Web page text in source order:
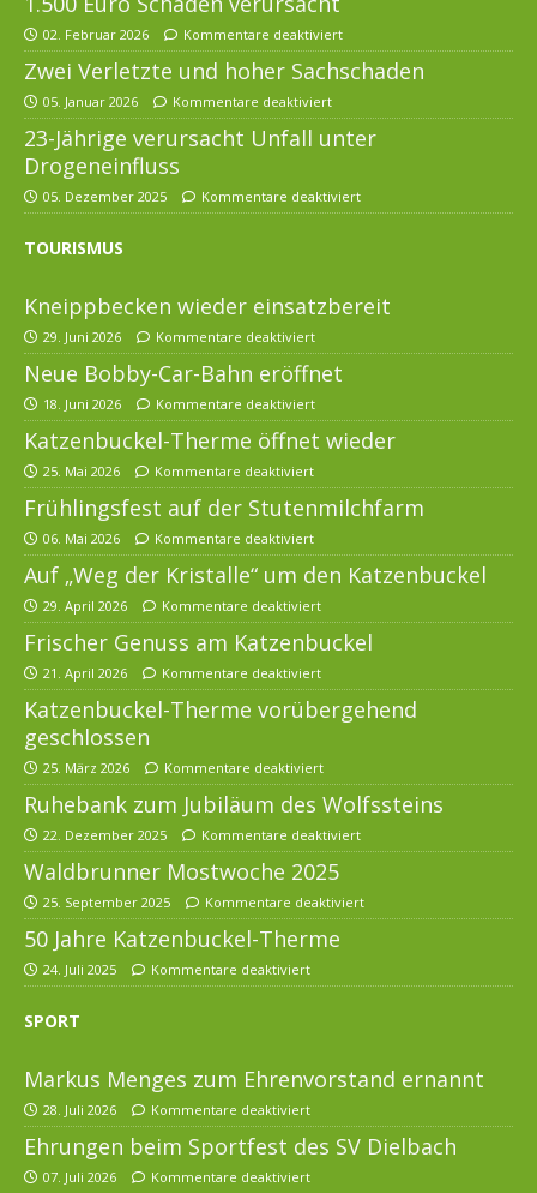
02. Februar 2026 Kommentare deaktiviert
Zwei Verletzte und hoher Sachschaden
05. Januar 2026 Kommentare deaktiviert
23-Jährige verursacht Unfall unter
Drogeneinfluss
05. Dezember 2025 Kommentare deaktiviert
TOURISMUS
Kneippbecken wieder einsatzbereit
29. Juni 2026 Kommentare deaktiviert
Neue Bobby-Car-Bahn eröffnet
18. Juni 2026 Kommentare deaktiviert
Katzenbuckel-Therme öffnet wieder
25. Mai 2026 Kommentare deaktiviert
Frühlingsfest auf der Stutenmilchfarm
06. Mai 2026 Kommentare deaktiviert
Auf „Weg der Kristalle“ um den Katzenbuckel
29. April 2026 Kommentare deaktiviert
Frischer Genuss am Katzenbuckel
21. April 2026 Kommentare deaktiviert
Katzenbuckel-Therme vorübergehend
geschlossen
25. März 2026 Kommentare deaktiviert
Ruhebank zum Jubiläum des Wolfssteins
22. Dezember 2025 Kommentare deaktiviert
Waldbrunner Mostwoche 2025
25. September 2025 Kommentare deaktiviert
50 Jahre Katzenbuckel-Therme
24. Juli 2025 Kommentare deaktiviert
SPORT
Markus Menges zum Ehrenvorstand ernannt
28. Juli 2026 Kommentare deaktiviert
Ehrungen beim Sportfest des SV Dielbach
07. Juli 2026 Kommentare deaktiviert